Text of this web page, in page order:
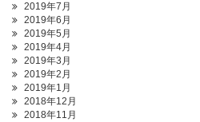
2019年7月
2019年6月
2019年5月
2019年4月
2019年3月
2019年2月
2019年1月
2018年12月
2018年11月